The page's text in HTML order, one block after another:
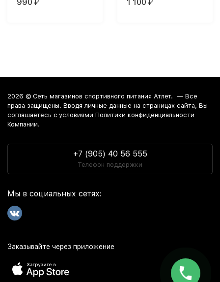
990 ₽ 1 100 ₽
2026 © Сеть магазинов спортивного питания Атлет. — Все
права защищены. Вводя личные данные на страницах сайта, Вы
соглашаетесь c условиями Политики конфиденциальности
Компании.
+7 (905) 40 56 555
Телефон поддержки
Мы в социальных сетях:
Заказывайте через приложение